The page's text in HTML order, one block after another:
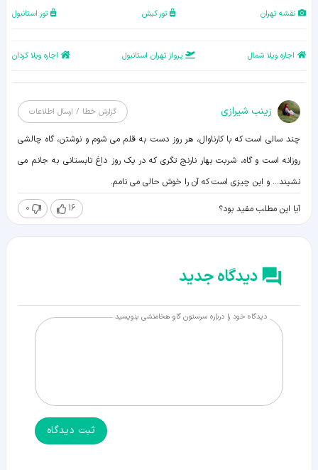
نقشه تهران تور کیش تور استانبول
اجاره ویلا شمال پرواز تهران استانبول اجاره ویلا کردان
زينب شيرازی گزارش خطا / ارسال اطلاعات
چند سالی است که با کارناوال، هر روز دست به قلم می شوم و نوشتن، گاه چالشی
روزانه است و گاه، شربت بهار نارنج تگری که در یک روز داغ تابستانی به جانم می
نشیند... و این چیزی است که آن را خوش حالی می نامم.
آیا این مطلب مفید بود؟ 16
0
دیدگاه جدید
دیدگاه خود را درباره سرستون گاو هخامنشی بنویسید
ثبت دیدگاه